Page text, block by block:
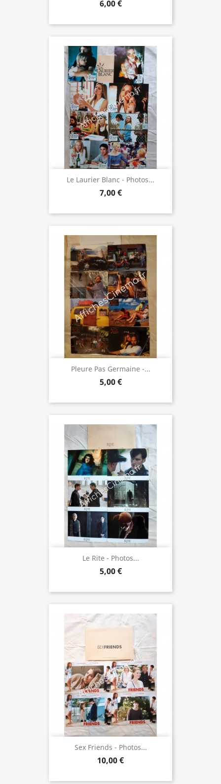
6,00 €
Le Laurier Blanc - Photos...
7,00 €
Pleure Pas Germaine -...
5,00 €
Le Rite - Photos...
5,00 €
Sex Friends - Photos...
10,00 €